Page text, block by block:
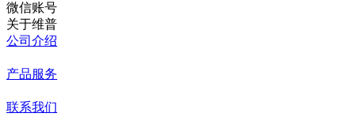
微信账号
关于维普
公司介绍
产品服务
联系我们